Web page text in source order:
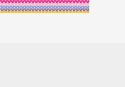
€20,00